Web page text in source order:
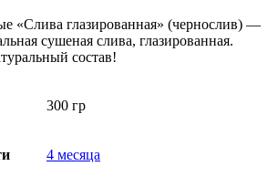
«Слива глазированная» (чернослив) —
сушеная слива, глазированная.
состав!
300 гр
4 месяца